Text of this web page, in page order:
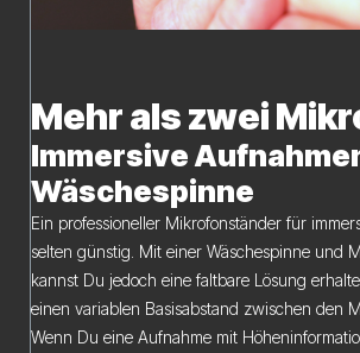
Mehr als zwei
Immersive
Wäschespinne
Ein professioneller Mikrofonständer für
selten günstig. Mit einer Wäschespinne und
kannst Du jedoch eine faltbare Lösung
einen variablen Basisabstand zwischen den
Wenn Du eine Aufnahme mit